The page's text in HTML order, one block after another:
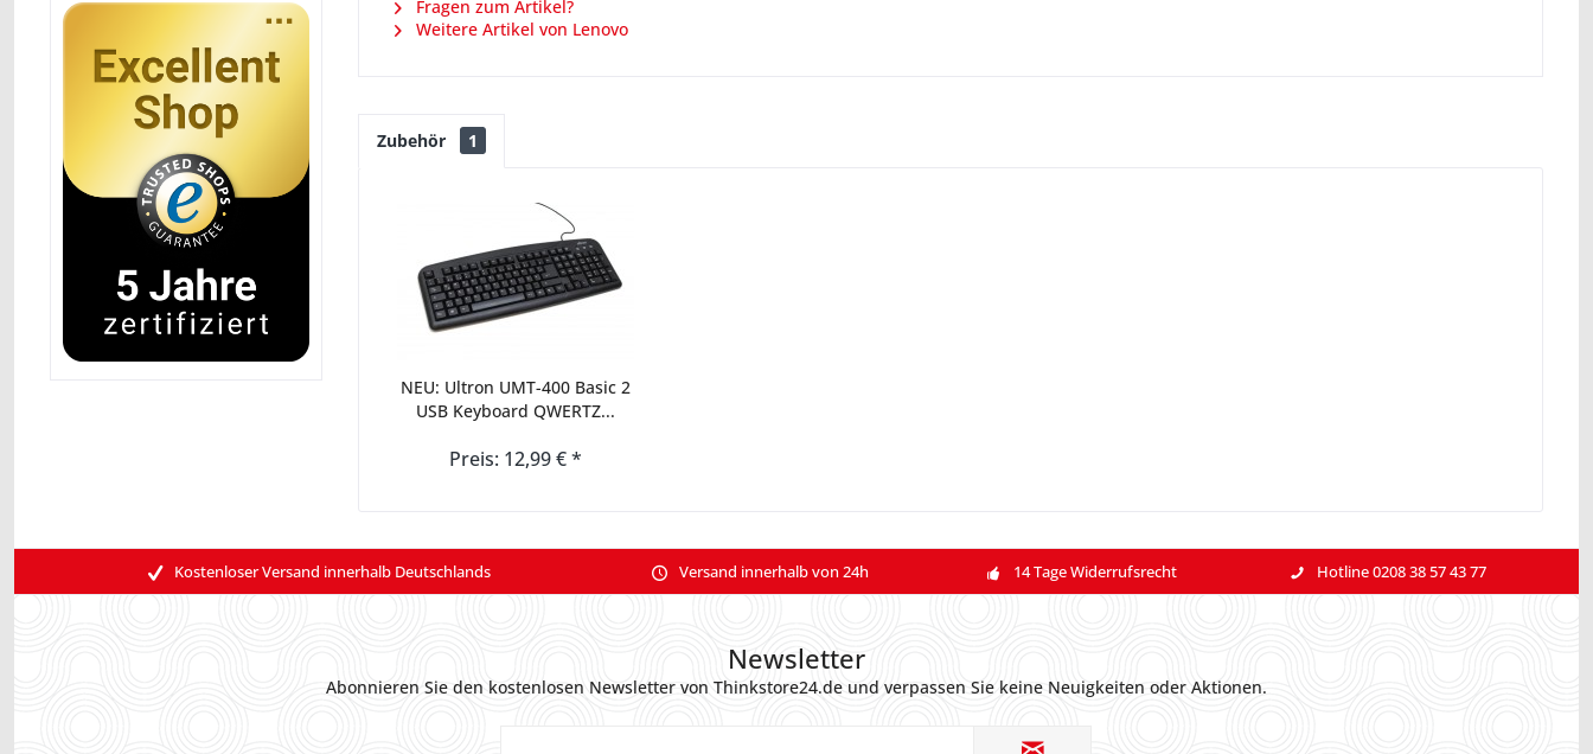
Fragen zum Artikel?
Weitere Artikel von Lenovo
Zubehör 1
NEU: Ultron UMT-400 Basic 2
USB Keyboard QWERTZ...
Preis: 12,99 € *
Kostenloser Versand innerhalb Deutschlands Versand innerhalb von 24h 14 Tage Widerrufsrecht Hotline 0208 38 57 43 77
Newsletter
Abonnieren Sie den kostenlosen Newsletter von Thinkstore24.de und verpassen Sie keine Neuigkeiten oder Aktionen.